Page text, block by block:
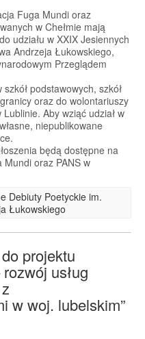
Fuga Mundi oraz
w Chełmie mają
udziału w XXIX Jesiennych
Andrzeja Łukowskiego,
Przeglądem
podstawowych, szkół
oraz do wolontariuszy
Aby wziąć udział w
niepublikowane
będą dostępne na
oraz PANS w
Debiuty Poetyckie im.
Łukowskiego
projektu
usług
w woj. lubelskim”